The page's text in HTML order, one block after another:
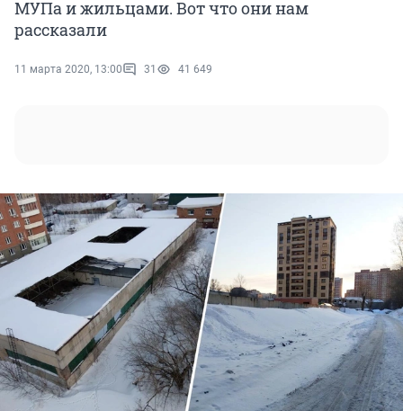
МУПа и жильцами. Вот что они нам
рассказали
11 марта 2020, 13:00 31 41 649